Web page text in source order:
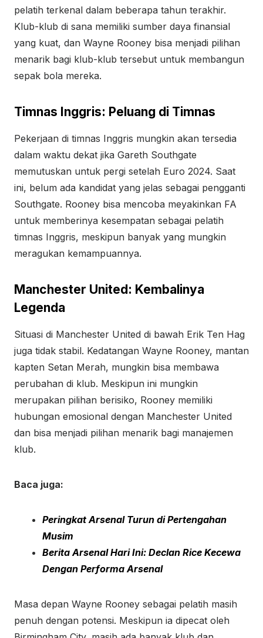
pelatih terkenal dalam beberapa tahun terakhir.
Klub-klub di sana memiliki sumber daya finansial
yang kuat, dan Wayne Rooney bisa menjadi pilihan
menarik bagi klub-klub tersebut untuk membangun
sepak bola mereka.
Timnas Inggris: Peluang di Timnas
Pekerjaan di timnas Inggris mungkin akan tersedia
dalam waktu dekat jika Gareth Southgate
memutuskan untuk pergi setelah Euro 2024. Saat
ini, belum ada kandidat yang jelas sebagai pengganti
Southgate. Rooney bisa mencoba meyakinkan FA
untuk memberinya kesempatan sebagai pelatih
timnas Inggris, meskipun banyak yang mungkin
meragukan kemampuannya.
Manchester United: Kembalinya
Legenda
Situasi di Manchester United di bawah Erik Ten Hag
juga tidak stabil. Kedatangan Wayne Rooney, mantan
kapten Setan Merah, mungkin bisa membawa
perubahan di klub. Meskipun ini mungkin
merupakan pilihan berisiko, Rooney memiliki
hubungan emosional dengan Manchester United
dan bisa menjadi pilihan menarik bagi manajemen
klub.
Baca juga:
Peringkat Arsenal Turun di Pertengahan
Musim
Berita Arsenal Hari Ini: Declan Rice Kecewa
Dengan Performa Arsenal
Masa depan Wayne Rooney sebagai pelatih masih
penuh dengan potensi. Meskipun ia dipecat oleh